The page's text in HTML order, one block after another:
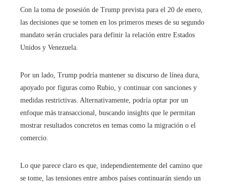
Con la toma de posesión de Trump prevista para el 20 de enero,
las decisiones que se tomen en los primeros meses de su segundo
mandato serán cruciales para definir la relación entre Estados
Unidos y Venezuela.
Por un lado, Trump podría mantener su discurso de línea dura,
apoyado por figuras como Rubio, y continuar con sanciones y
medidas restrictivas. Alternativamente, podría optar por un
enfoque más transaccional, buscando insights que le permitan
mostrar resultados concretos en temas como la migración o el
comercio.
Lo que parece claro es que, independientemente del camino que
se tome, las tensiones entre ambos países continuarán siendo un